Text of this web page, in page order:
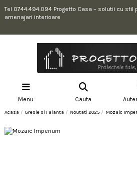
Tel 0744.494.094 Progetto Casa – solutii cu stil
amenajari interioare
Menu Cauta
Acasa Gresie si Faianta Noutati 2025 Mozaic